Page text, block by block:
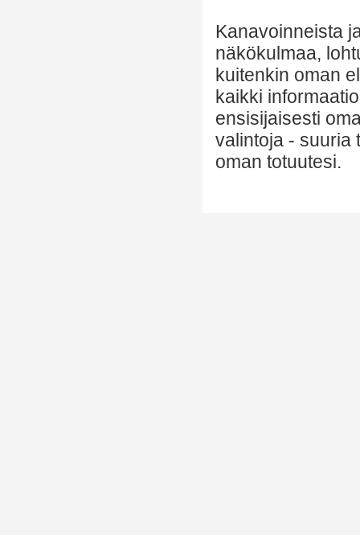
Kanavoinneista
näkökulmaa,
kuitenkin oman
kaikki
ensisijaisesti
valintoja - suuria
oman totuutesi.